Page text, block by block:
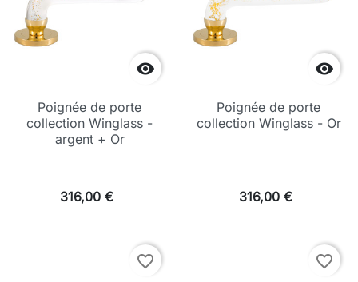

Poignée de porte
collection Winglass -
argent + Or
316,00 €

Poignée de porte
collection Winglass - Or
316,00 €
favorite_border favorite_border